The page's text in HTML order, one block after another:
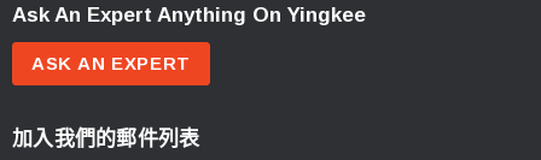
Ask An Expert Anything On Yingkee
ASK AN EXPERT
加入我們的郵件列表